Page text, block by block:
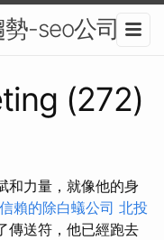
-seo公司
(272)
和力量，就像他的身
賴的除白蟻公司 北投
傳送符，他已經跑去